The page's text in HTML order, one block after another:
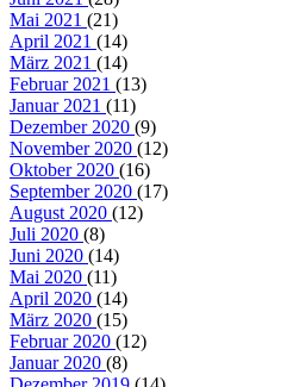
Mai 2021 (21)
April 2021 (14)
März 2021 (14)
Februar 2021 (13)
Januar 2021 (11)
Dezember 2020 (9)
November 2020 (12)
Oktober 2020 (16)
September 2020 (17)
August 2020 (12)
Juli 2020 (8)
Juni 2020 (14)
Mai 2020 (11)
April 2020 (14)
März 2020 (15)
Februar 2020 (12)
Januar 2020 (8)